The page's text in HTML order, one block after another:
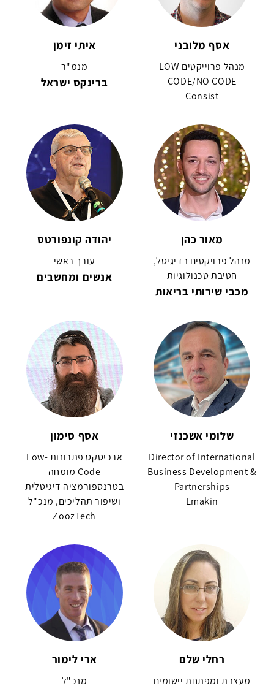
אסף מלובני
מנהל פרוייקטים LOW
CODE/NO CODE
Consist
איתי זימן
מנמ"ר
ברינקס ישראל
מאור כהן
מנהל פרויקטים בדיגיטל,
חטיבת טכנולוגיות
מכבי שירותי בריאות
יהודה קונפורטס
עורך ראשי
אנשים ומחשבים
שלומי אשכנזי
Director of International
Business Development &
Partnerships
Emakin
אסף סימון
ארכיטקט פתרונות Low-
Code מומחה
בטרנספורמציה דיגיטלית
ושיפור תהליכים, מנכ"ל
ZoozTech
רחלי שלם
מעצבת ומפתחת יישומים
ארי לימור
מנכ"ל